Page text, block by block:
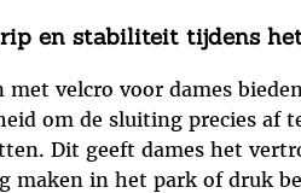
en stabiliteit tijdens
met velcro voor dames
om de sluiting precies af
Dit geeft dames het
maken in het park of druk